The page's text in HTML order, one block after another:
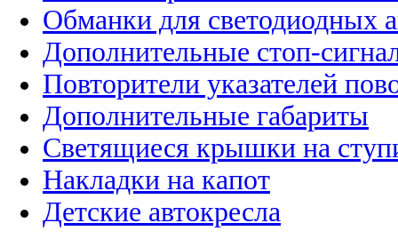
Обманки для светодиодных
Дополнительные стоп-
Повторители указателей
Дополнительные габариты
Светящиеся крышки на
Накладки на капот
Детские автокресла